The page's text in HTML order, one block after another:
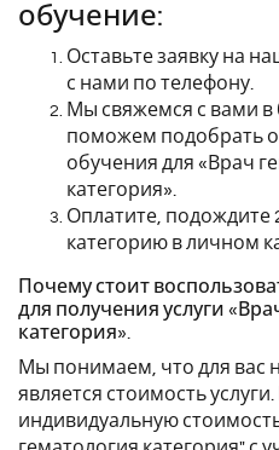
обучение:
Оставьте заявку на
с нами по телефону.
Мы свяжемся с вами
поможем подобрать
обучения для «Врач
категория».
Оплатите, подождите
категорию в личном
Почему стоит
для получения услуги
категория».
Мы понимаем, что для вас
является стоимость
индивидуальную